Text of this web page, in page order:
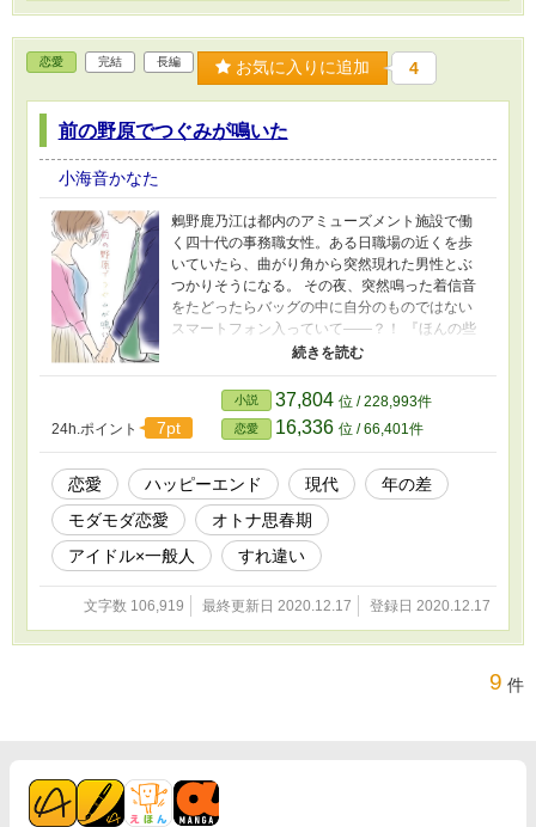
恋愛 完結 長編 お気に入りに追加 4
前の野原でつぐみが鳴いた
小海音かなた
鶫野鹿乃江は都内のアミューズメント施設で働
く四十代の事務職女性。ある日職場の近くを歩
いていたら、曲がり角から突然現れた男性とぶ
つかりそうになる。 その夜、突然鳴った着信音
をたどったらバッグの中に自分のものではない
スマートフォン入っていて――？！ 『ほんの些
細な偶然から始まるラブストーリー』。そんな
ず、まったく異なる二人の立場のせいで波乱含
みな恋愛模様をもたらしていく――。
24h.ポイント
7pt
小説 37,804 位 / 228,993件
恋愛 16,336 位 / 66,401件
恋愛 ハッピーエンド 現代
年の差
モダモダ恋愛
オトナ思春期
アイドル×一般人
すれ違い
文字数 106,919 最終更新日 2020.12.17 登録日 2020.12.17
9 件